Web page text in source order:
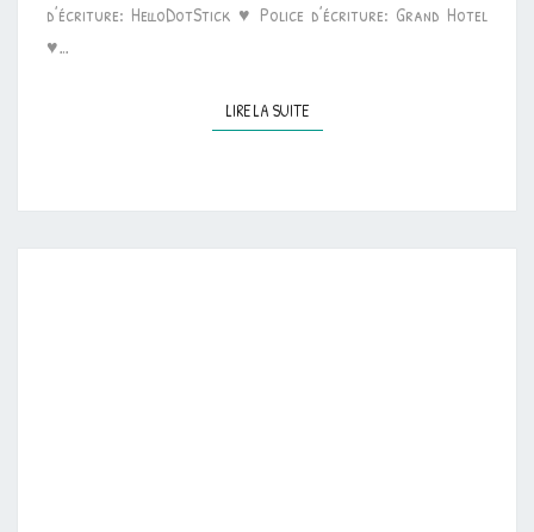
d’écriture: HelloDotStick ♥ Police d’écriture: Grand Hotel
♥…
LIRE LA SUITELIRE LA SUITE